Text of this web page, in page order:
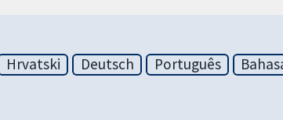
Hrvatski Deutsch Português